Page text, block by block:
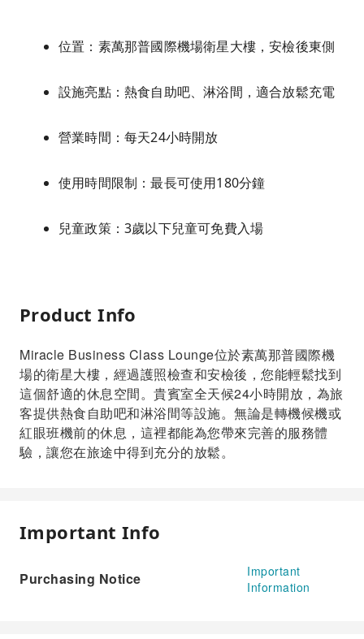
位置：素萬那普國際機場衛星大樓，安檢後東側
設施亮點：熱食自助吧、淋浴間，適合放鬆充電
營業時間：每天24小時開放
使用時間限制：最長可使用180分鐘
兒童政策：3歲以下兒童可免費入場
Product Info
Miracle Business Class Lounge位於素萬那普國際機
場的衛星大樓，經過護照檢查和安檢後，您能輕鬆找到
這個舒適的休息空間。貴賓室全天候24小時開放，為旅
客提供熱食自助吧和淋浴間等設施。無論是轉機候機或
紅眼班機前的休息，這裡都能為您帶來完善的服務體
驗，讓您在旅途中得到充分的放鬆。
Important Info
Purchasing Notice
Important
Information